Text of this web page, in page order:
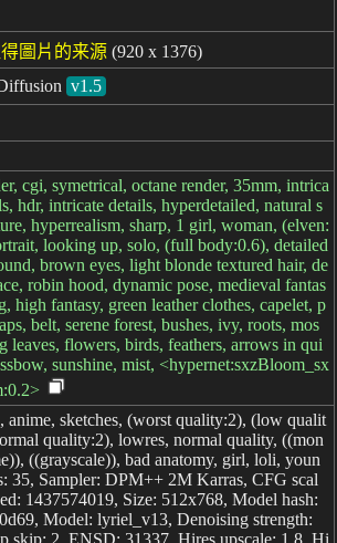
圖片的来源 (920 x 1376)
v1.5
cgi, symetrical, octane render, 35mm, intrica
hdr, intricate details, hyperdetailed, natural s
hyperrealism, sharp, 1 girl, woman, (elven:
looking up, solo, (full body:0.6), detailed
brown eyes, light blonde textured hair, de
robin hood, dynamic pose, medieval fantas
high fantasy, green leather clothes, capelet, p
belt, serene forest, bushes, ivy, roots, mos
leaves, flowers, birds, feathers, arrows in qui
sunshine, mist, <hypernet:sxzBloom_sx
anime, sketches, (worst quality:2), (low qualit
quality:2), lowres, normal quality, ((mon
((grayscale)), bad anatomy, girl, loli, youn
35, Sampler: DPM++ 2M Karras, CFG scal
1437574019, Size: 512x768, Model hash:
Model: lyriel_v13, Denoising strength:
skip: 2, ENSD: 31337, Hires upscale: 1.8, Hi